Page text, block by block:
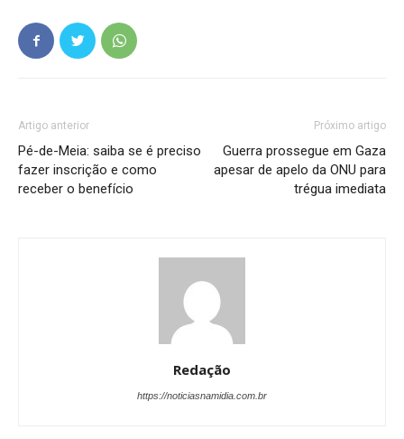
Artigo anterior
Pé-de-Meia: saiba se é preciso
fazer inscrição e como
receber o benefício
Próximo artigo
Guerra prossegue em Gaza
apesar de apelo da ONU para
trégua imediata
Redação
https://noticiasnamidia.com.br